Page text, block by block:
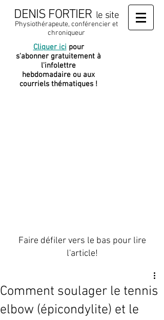
DENIS FORTIER le site
Physiothérapeute, conférencier et
chroniqueur
Cliquer ici pour
s'abonner gratuitement à
l'infolettre
hebdomadaire ou aux
courriels thématiques !
Faire défiler vers le bas pour lire
l'article!
Comment soulager le tennis
elbow (épicondylite) et le